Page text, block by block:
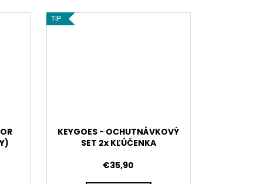
TIP
KEYGOES - OCHUTNÁVKOVÝ
SET 2x KĽÚČENKA
€35,90